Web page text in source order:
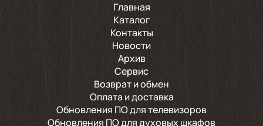
Главная
Каталог
Контакты
Новости
Архив
Сервис
Возврат и обмен
Оплата и доставка
Обновления ПО для телевизоров
Обновления ПО для духовых шкафов